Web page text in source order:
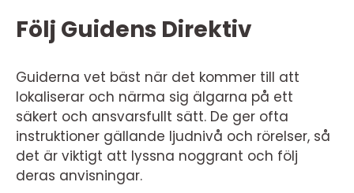
Följ Guidens Direktiv
Guiderna vet bäst när det kommer till att
lokaliserar och närma sig älgarna på ett
säkert och ansvarsfullt sätt. De ger ofta
instruktioner gällande ljudnivå och rörelser, så
det är viktigt att lyssna noggrant och följ
deras anvisningar.